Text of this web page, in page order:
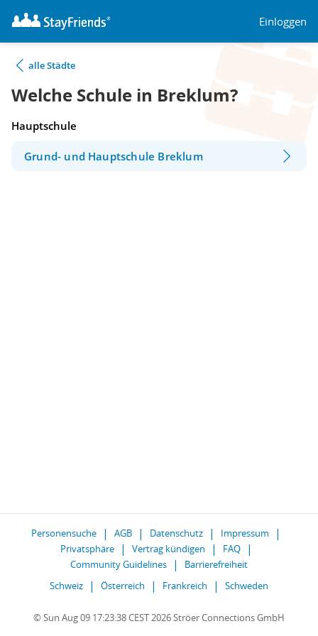
Einloggen
alle Städte
Welche Schule in Breklum?
Hauptschule
Grund- und Hauptschule Breklum
Personensuche AGB Datenschutz
Impressum
Privatsphäre
Vertrag kündigen
FAQ
Community Guidelines
Barrierefreiheit
Schweiz
Österreich Frankreich Schweden
© Sun Aug 09 17:23:38 CEST 2026 Ströer Connections GmbH